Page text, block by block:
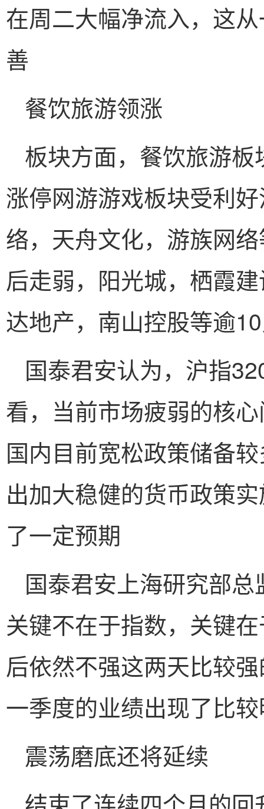
在周二大幅净流入，这
善
餐饮旅游领涨
板块方面，餐饮旅游
涨停网游游戏板块受利
络，天舟文化，游族网
后走弱，阳光城，栖霞
达地产，南山控股等逾
国泰君安认为，沪指
看，当前市场疲弱的核
国内目前宽松政策储备
出加大稳健的货币政策
了一定预期
国泰君安上海研究部
关键不在于指数，关键
后依然不强这两天比较
一季度的业绩出现了比
震荡磨底还将延续